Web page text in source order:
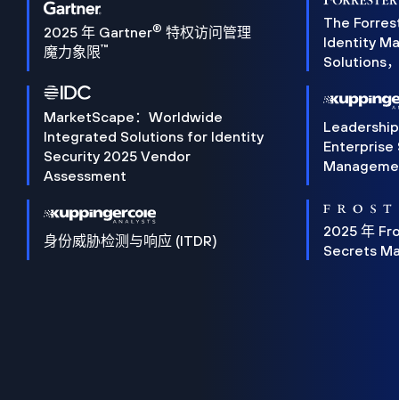
2025 年 Gartner® 特权访问管理
魔力象限™
The
Identity
Solutions
MarketScape：Worldwide
Integrated Solutions for Identity
Security 2025 Vendor
Assessment
Enterprise
身份威胁检测与响应 (ITDR)
2025 年
Secrets